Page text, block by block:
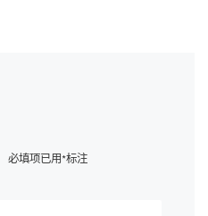
必填项已用*标注